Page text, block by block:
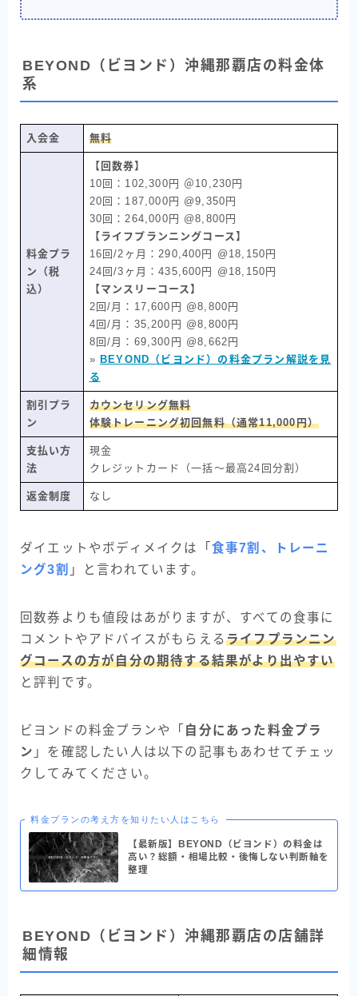
BEYOND（ビヨンド）沖縄那覇店の料金体
系
入会金 無料
料金プラ
ン（税
込）
【回数券】
10回：102,300円 ＠10,230円
20回：187,000円 @9,350円
30回：264,000円 @8,800円
【ライフプランニングコース】
16回/2ヶ月：290,400円 @18,150円
24回/3ヶ月：435,600円 @18,150円
【マンスリーコース】
2回/月：17,600円 @8,800円
4回/月：35,200円 @8,800円
8回/月：69,300円 @8,662円
» BEYOND（ビヨンド）の料金プラン解説を見
る
割引プラ
ン
カウンセリング無料
体験トレーニング初回無料（通常11,000円）
支払い方
法
現金
クレジットカード（一括〜最高24回分割）
返金制度 なし
ダイエットやボディメイクは「 食事7割、トレーニ
ング3割 」と言われています。
回数券よりも値段はあがりますが、すべての食事に
コメントやアドバイスがもらえるライフプランニン
グコースの方が自分の期待する結果がより出やすい
と評判です。
ビヨンドの料金プランや「 自分にあった料金プラ
ン 」を確認したい人は以下の記事もあわせてチェッ
クしてみてください。
料金プランの考え方を知りたい人はこちら
【最新版】BEYOND（ビヨンド）の料金は
高い？総額・相場比較・後悔しない判断軸を
整理
BEYOND（ビヨンド）沖縄那覇店の店舗詳
細情報